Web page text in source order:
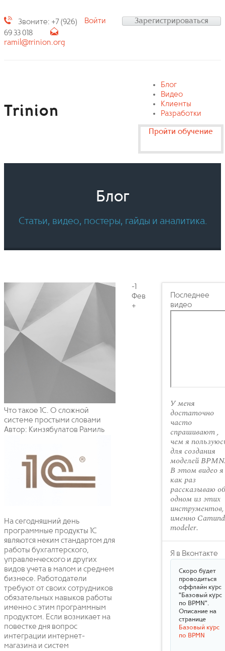
Звоните: +7 (926)
69 33 018
ramil@trinion.org
Войти Зарегистрироваться
Trinion
Блог
Видео
Клиенты
Разработки
Пройти обучение
Блог
Статьи, видео, постеры, гайды и аналитика.
Что такое 1С. О сложной
системе простыми словами
Автор: Кинзябулатов Рамиль
На сегодняшний день
программные продукты 1С
являются неким стандартом для
работы бухгалтерского,
управленческого и других
видов учета в малом и среднем
бизнесе. Работодатели
требуют от своих сотрудников
обязательных навыков работы
именно с этим программным
продуктом. Если возникает на
повестке дня вопрос
интеграции интернет-
магазина и систем
-1
Фев
+
Последнее
видео
У меня
достаточно
часто
спрашивают ,
чем я
для создания
моделей
В этом видео я
как раз
рассказываю об
одном из этих
именно
modeler.
Я в Вконтакте
Скоро будет
проводиться
оффлайн курс
"Базовый курс
по BPMN".
Описание на
странице
Базовый курс
по BPMN